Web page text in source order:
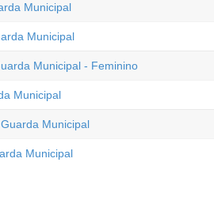
Municipal
Municipal
Municipal - Feminino
Municipal
Municipal
Municipal